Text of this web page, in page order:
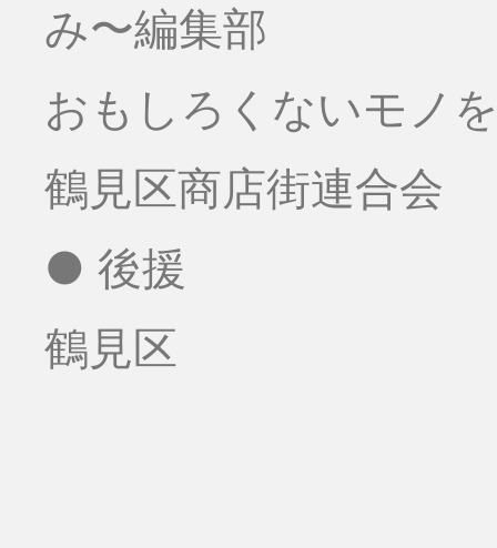
み〜編集部
おもしろくないモノ
鶴見区商店街連合会
● 後援
鶴見区